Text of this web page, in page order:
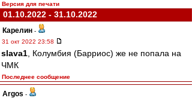
Версия для печати
01.10.2022 - 31.10.2022
Карелин -
31 окт 2022 23:58
slava1 , Колумбия (Барриос) же не попала на
ЧМК
Последнее сообщение
Argos -